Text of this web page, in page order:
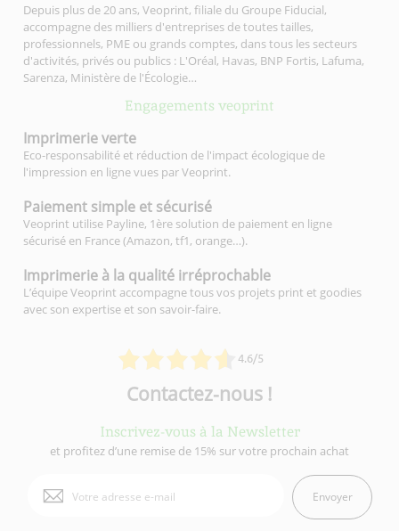
Depuis plus de 20 ans, Veoprint, filiale du Groupe Fiducial,
accompagne des milliers d'entreprises de toutes tailles,
professionnels, PME ou grands comptes, dans tous les secteurs
d'activités, privés ou publics : L'Oréal, Havas, BNP Fortis, Lafuma,
Sarenza, Ministère de l'Écologie…
Engagements veoprint
4.6/5
Imprimerieverte
Eco-responsabilité et réduction de l'impact écologique de
l'impression en ligne vues par Veoprint.
Paiement simple et sécurisé
Veoprint utilise Payline, 1ère solution de paiement en ligne
sécurisé en France (Amazon, tf1, orange…).
Imprimerie à la qualité irréprochable
L’équipe Veoprint accompagne tous vos projets print et goodies
avec son expertise et son savoir-faire.
Contactez-nous !
Inscrivez-vous à la Newsletter
et profitez d’une remise de 15% sur votre prochain achat
Envoyer